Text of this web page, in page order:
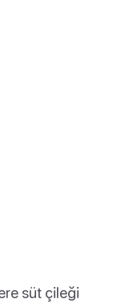
süt çileği